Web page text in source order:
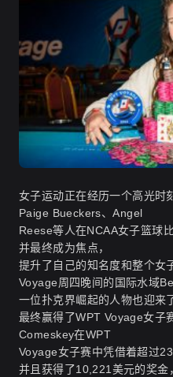
女子运动正在经历一个高光时
Paige Bueckers、Angel
Reese等人在NCAA女子篮球
并最终成为焦点，
提升了自己的知名度和整个女
Voyage周四晚间的国际水域
一位扑克界崛起的人物也迎来
最终赢得了WPT Voyage女子
Comeskey在WPT
Voyage女子赛中凭借着超过
并且获得了10,221美元的奖金